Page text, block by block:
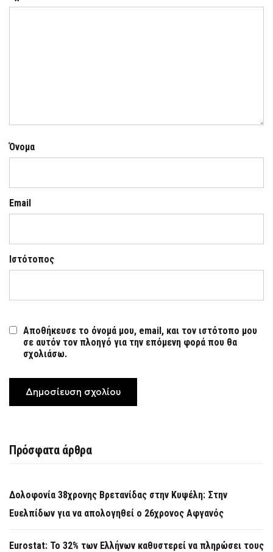
Όνομα
Email
Ιστότοπος
Αποθήκευσε το όνομά μου, email, και τον ιστότοπο μου
σε αυτόν τον πλοηγό για την επόμενη φορά που θα
σχολιάσω.
Πρόσφατα άρθρα
Δολοφονία 38χρονης Βρετανίδας στην Κυψέλη: Στην
Ευελπίδων για να απολογηθεί ο 26χρονος Αφγανός
Eurostat: Το 32% των Ελλήνων καθυστερεί να πληρώσει τους